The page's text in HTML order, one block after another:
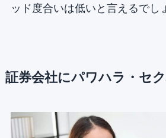
ッド度合いは低いと言えるでし
証券会社にパワハラ・セ